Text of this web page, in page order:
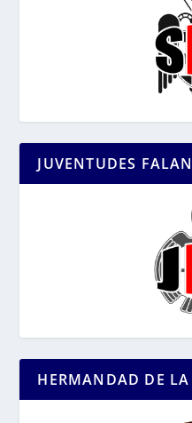
JUVENTUDES
HERMANDAD DE